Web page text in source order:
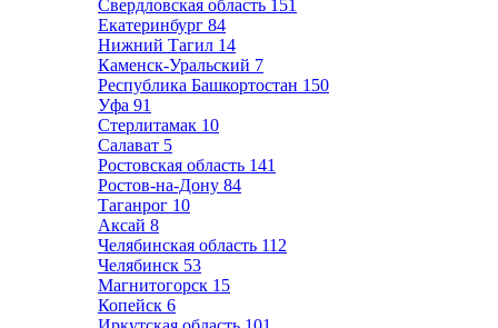
Свердловская область 151
Екатеринбург 84
Нижний Тагил 14
Каменск-Уральский 7
Республика Башкортостан 150
Уфа 91
Стерлитамак 10
Салават 5
Ростовская область 141
Ростов-на-Дону 84
Таганрог 10
Аксай 8
Челябинская область 112
Челябинск 53
Магнитогорск 15
Копейск 6